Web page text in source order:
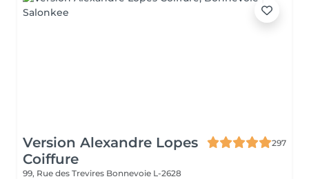
Version Alexandre Lopes
Coiffure
297
99, Rue des Trevires Bonnevoie L-2628